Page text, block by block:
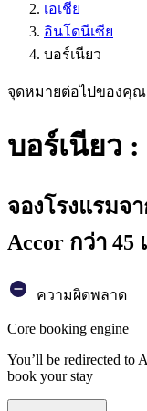
เอเชีย
อินโดนีเซีย
บอร์เนียว
จุดหมายต่อไปของคุณ
บอร์เนียว
จองโรงแรมจ
Accor กว่า 45
ความผิดพลาด
Core booking engine
You’ll be redirected to
book your stay